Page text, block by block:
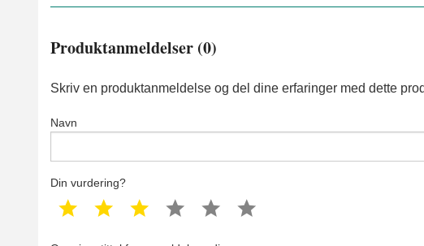
Produktanmeldelser (0)
Skriv en produktanmeldelse og del dine erfaringer med dette
Navn
Din vurdering?
1 star 2 star 3 star 4 star 5 star